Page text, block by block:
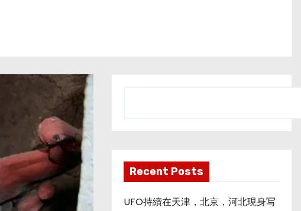
Recent Posts
UFO持續在天津，北京，河北現身写